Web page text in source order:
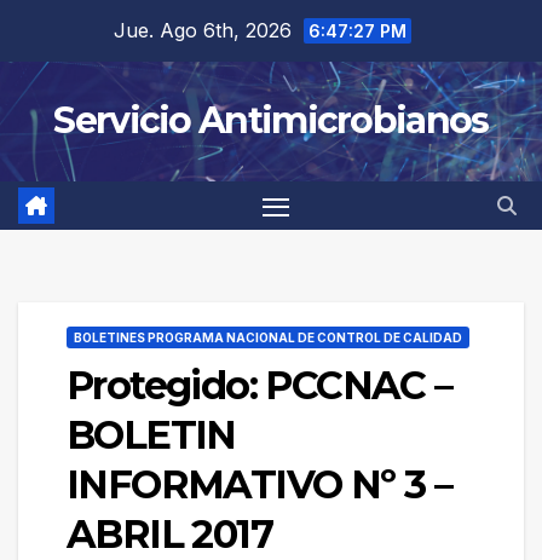
contenido
Jue. Ago 6th, 2026 6:47:27 PM
Servicio Antimicrobianos
BOLETINES PROGRAMA NACIONAL DE CONTROL DE CALIDAD
Protegido: PCCNAC –
BOLETIN
INFORMATIVO Nº 3 –
ABRIL 2017